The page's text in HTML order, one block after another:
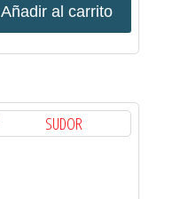
Añadir al carrito